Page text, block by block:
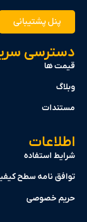
پشتیبانی
سریع
استفاده
نامه سطح کیفیت
خصوصی